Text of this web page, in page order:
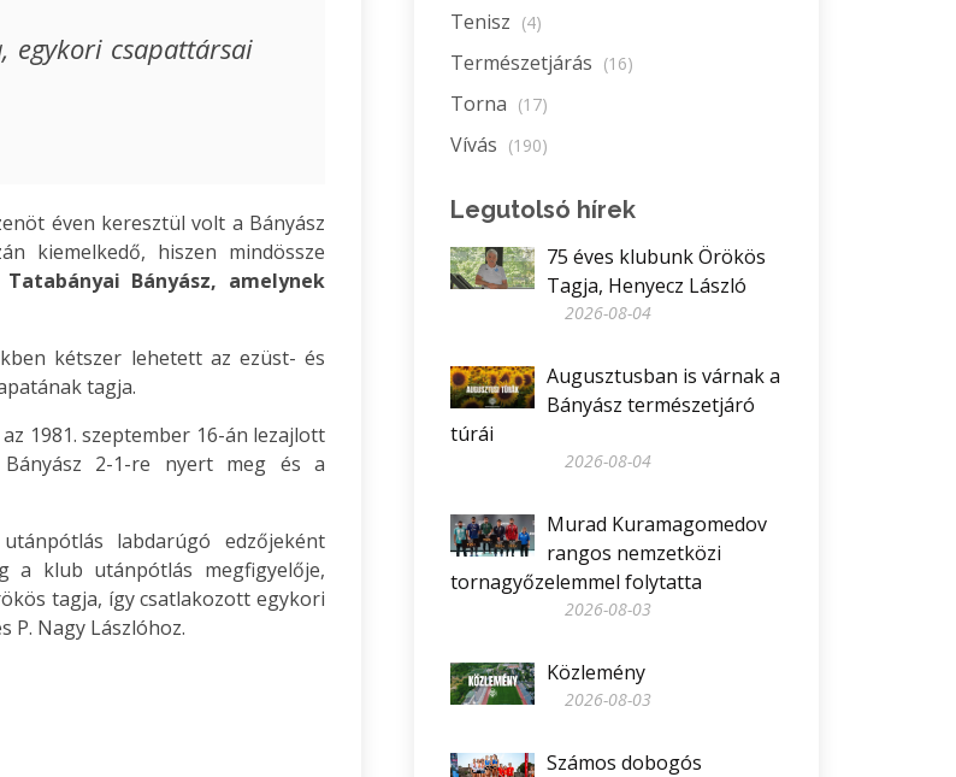
egykori csapattársai
éven keresztül volt a Bányász
kiemelkedő, hiszen mindössze
Tatabányai Bányász, amelynek
kétszer lehetett az ezüst- és
tagja.
1981. szeptember 16-án lezajlott
2-1-re nyert meg és a
labdarúgó edzőjeként
a klub utánpótlás megfigyelője,
tagja, így csatlakozott egykori
P. Nagy Lászlóhoz.
Tenisz (4)
Természetjárás (16)
Torna (17)
Vívás (190)
Legutolsó hírek
75 éves klubunk Örökös
Tagja, Henyecz László
2026-08-04
Augusztusban is várnak a
Bányász természetjáró
túrái
2026-08-04
Murad Kuramagomedov
rangos nemzetközi
tornagyőzelemmel folytatta
2026-08-03
Közlemény
2026-08-03
Számos dobogós